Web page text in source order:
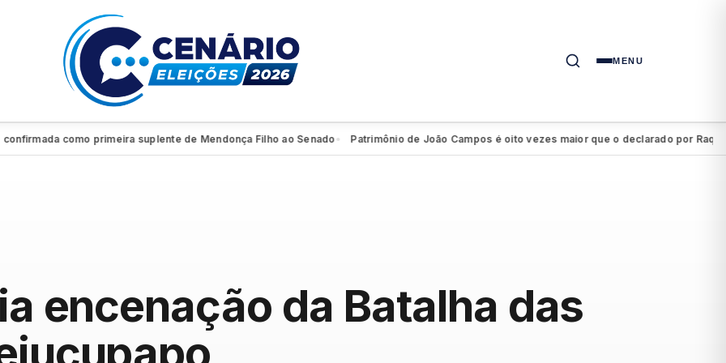
MENU
como primeira suplente de Mendonça Filho ao Senado● Patrimônio de João Campos é oito vezes maior que o declarado por Raquel Lyra
encenação da Batalha das